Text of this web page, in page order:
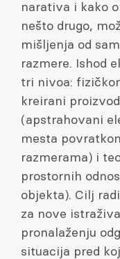
narativa i kako
nešto drugo,
mišljenja od
razmere. Ishod
tri nivoa:
kreirani
(apstrahovani
mesta
razmerama) i
prostornih
objekta). Cilj
za nove
pronalaženju
situacija pred